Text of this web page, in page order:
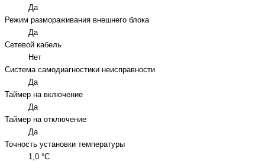
Да
Режим размораживания внешнего блока
Да
Сетевой кабель
Нет
Система самодиагностики неисправности
Да
Таймер на включение
Да
Таймер на отключение
Да
Точность установки температуры
1,0 °С